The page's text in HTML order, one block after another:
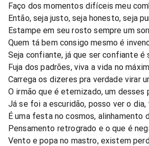
Faço dos momentos difíceis meu
Então, seja justo, seja honesto, seja
Estampe em seu rosto sempre um
Quem tá bem consigo mesmo é
Seja confiante, já que ser confiante é
Fuja dos padrões, viva a vida no
Carrega os dizeres pra verdade virar
O irmão que é eternizado, um desses
Já se foi a escuridão, posso ver o dia,
É uma festa no cosmos, alinhamento
Pensamento retrogrado e o que é
Vento e popa no mastro, existem